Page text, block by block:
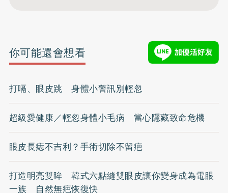
你可能還會想看
打嗝、眼皮跳 身體小警訊別輕忽
超級愛健康／輕忽身體小毛病 當心隱藏致命危機
眼皮長痣不吉利？手術切除不留疤
打造明亮雙眸 韓式六點縫雙眼皮讓你變身成為電眼
一族 自然無疤恢復快